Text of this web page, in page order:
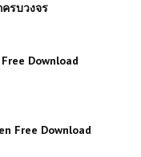
รบวงจร
Download
Free Download